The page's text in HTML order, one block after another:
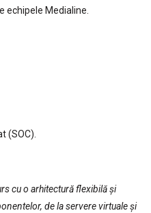
echipele Medialine.
(SOC).
cu o arhitectură flexibilă și
de la servere virtuale și